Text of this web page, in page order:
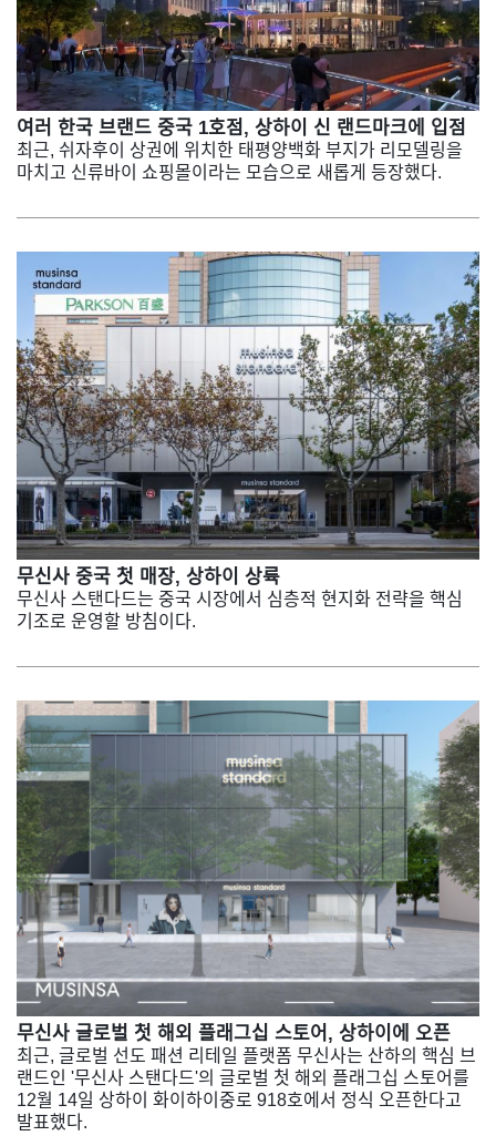
여러 한국 브랜드 중국 1호점, 상하이 신 랜드마크에 입점
최근, 쉬자후이 상권에 위치한 태평양백화 부지가 리모델링을
마치고 신류바이 쇼핑몰이라는 모습으로 새롭게 등장했다.
무신사 중국 첫 매장, 상하이 상륙
무신사 스탠다드는 중국 시장에서 심층적 현지화 전략을 핵심
기조로 운영할 방침이다.
무신사 글로벌 첫 해외 플래그십 스토어, 상하이에 오픈
최근, 글로벌 선도 패션 리테일 플랫폼 무신사는 산하의 핵심 브
랜드인 '무신사 스탠다드'의 글로벌 첫 해외 플래그십 스토어를
12월 14일 상하이 화이하이중로 918호에서 정식 오픈한다고
발표했다.